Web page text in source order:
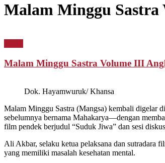
Malam Minggu Sastra
Malam Minggu Sastra Volume III
Dok. Hayamwuruk/ Khansa
Malam Minggu Sastra (Mangsa) kembali digelar
sebelumnya bernama Mahakarya—dengan
film pendek berjudul “Suduk Jiwa” dan sesi
Ali Akbar, selaku ketua pelaksana dan sutradara
yang memiliki masalah kesehatan mental.